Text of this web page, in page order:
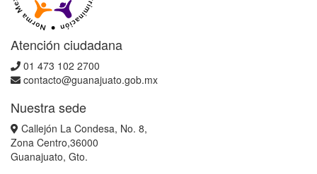
Atención ciudadana
01 473 102 2700
contacto@guanajuato.gob.mx
Nuestra sede
Callejón La Condesa, No. 8,
Zona Centro,36000
Guanajuato, Gto.